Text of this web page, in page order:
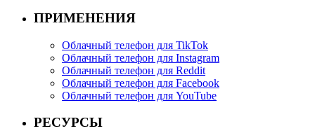
ПРИМЕНЕНИЯ
Облачный телефон для TikTok
Облачный телефон для Instagram
Облачный телефон для Reddit
Облачный телефон для Facebook
Облачный телефон для YouTube
РЕСУРСЫ